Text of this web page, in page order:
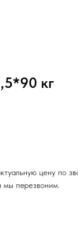
кг
цену по
мы перезвоним.